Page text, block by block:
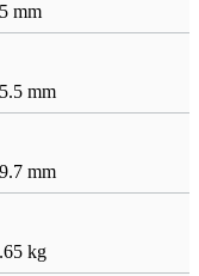
mm
mm
mm
kg